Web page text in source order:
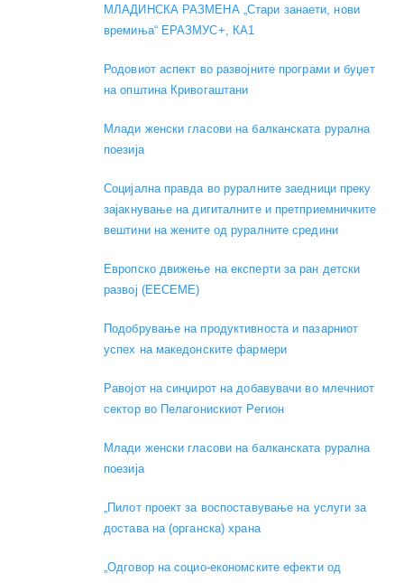
МЛАДИНСКА РАЗМЕНА „Стари занаети, нови
времиња“ ЕРАЗМУС+, КА1
Родовиот аспект во развојните програми и буџет
на општина Кривогаштани
Mлади женски гласови на балканската рурална
поезија
Социјална правда во руралните заедници преку
зајакнување на дигиталните и претприемничките
вештини на жените од руралните средини
Европско движење на експерти за ран детски
развој (EECEME)
Подобрување на продуктивноста и пазарниот
успех на македонските фармери
Равојот на синџирот на добавувачи во млечниот
сектор во Пелагонискиот Регион
Mлади женски гласови на балканската рурална
поезија
„Пилот проект за воспоставување на услуги за
достава на (органска) храна
„Одговор на социо-економските ефекти од